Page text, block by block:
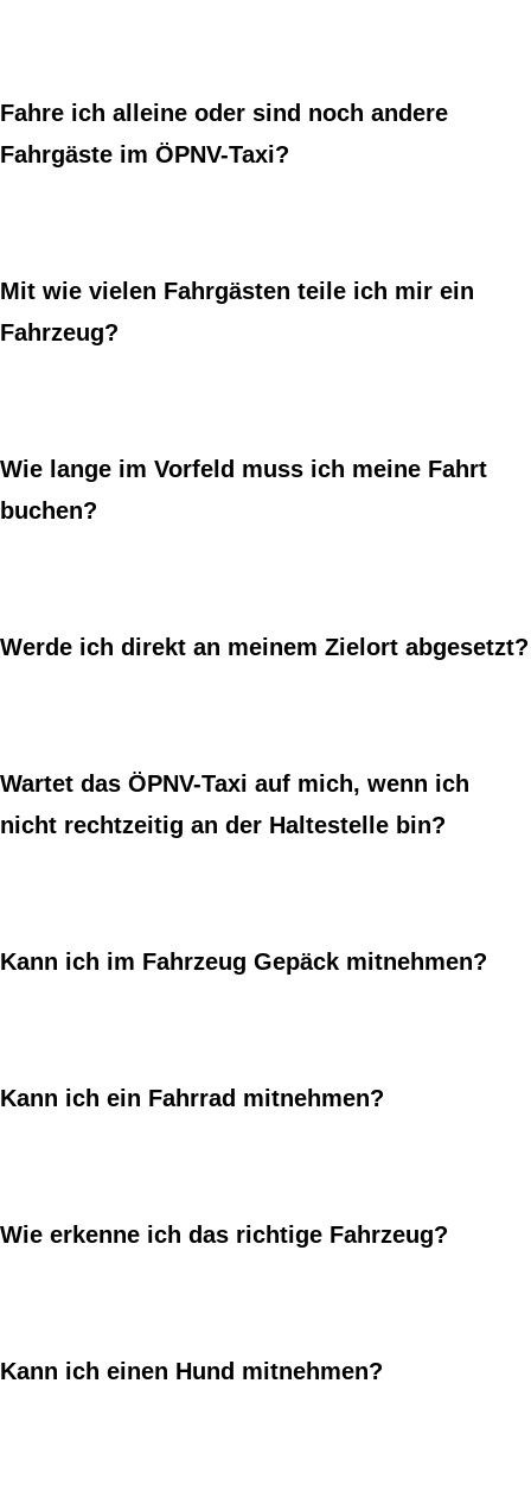
Fahre ich alleine oder sind noch andere
Fahrgäste im ÖPNV-Taxi?
Mit wie vielen Fahrgästen teile ich mir ein
Fahrzeug?
Wie lange im Vorfeld muss ich meine Fahrt
buchen?
Werde ich direkt an meinem Zielort abgesetzt?
Wartet das ÖPNV-Taxi auf mich, wenn ich
nicht rechtzeitig an der Haltestelle bin?
Kann ich im Fahrzeug Gepäck mitnehmen?
Kann ich ein Fahrrad mitnehmen?
Wie erkenne ich das richtige Fahrzeug?
Kann ich einen Hund mitnehmen?